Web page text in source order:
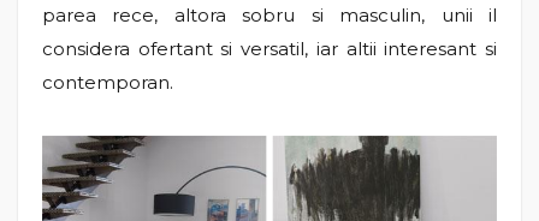
parea rece, altora sobru si masculin, unii il
considera ofertant si versatil, iar altii interesant si
contemporan.